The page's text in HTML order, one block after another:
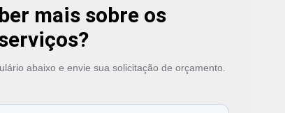
mais sobre os
abaixo e envie sua solicitação de orçamento.